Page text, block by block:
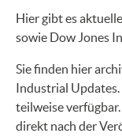
Hier gibt es
sowie Dow Jones
Sie finden hier
Industrial
teilweise verfügbar.
direkt nach der